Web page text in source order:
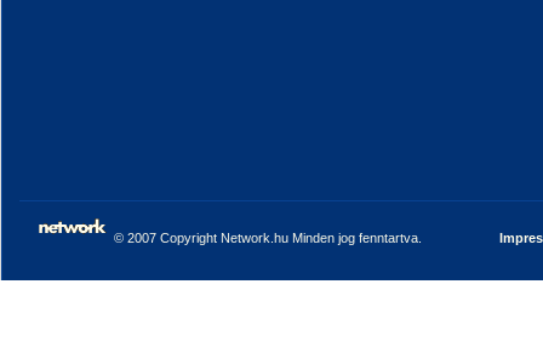
© 2007 Copyright Network.hu Minden jog fenntartva.